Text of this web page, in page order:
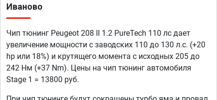
Иваново
Чип тюнинг Peugeot 208 II 1.2 PureTech 110 лс дает
увеличение мощности с заводских 110 до 130 л.с. (+20
hp или 18%) и крутящего момента с исходных 205 до
242 Нм (+37 Nm). Цены на чип тюнинг автомобиля
Stage 1 = 13800 руб.